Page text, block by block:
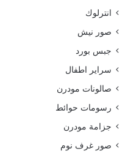
انترلوك
صور نيش
جبس بورد
سراير اطفال
صالونات مودرن
رسومات حوائط
جزامة مودرن
صور غرف نوم